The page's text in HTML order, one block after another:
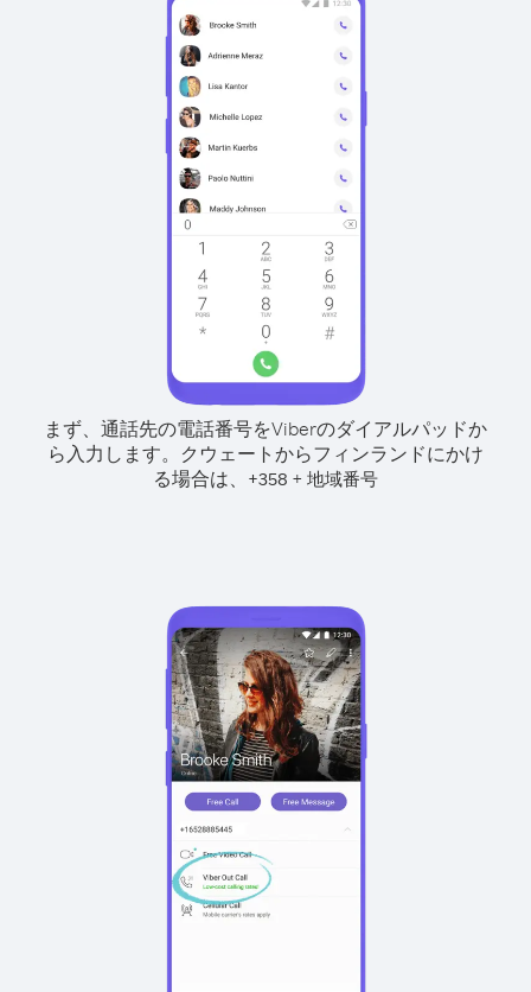
まず、通話先の電話番号をViberのダイアルパッドか
ら入力します。 クウェートからフィンランドにかけ
る場合は、 +358 + 地域番号